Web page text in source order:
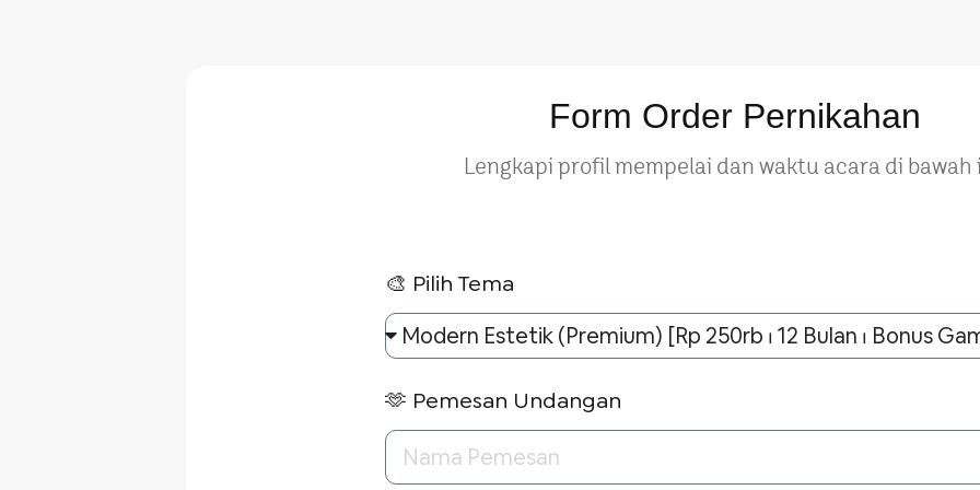
Form Order Pernikahan
Lengkapi profil mempelai dan waktu acara di bawah
🎨 Pilih Tema
🫶 Pemesan Undangan